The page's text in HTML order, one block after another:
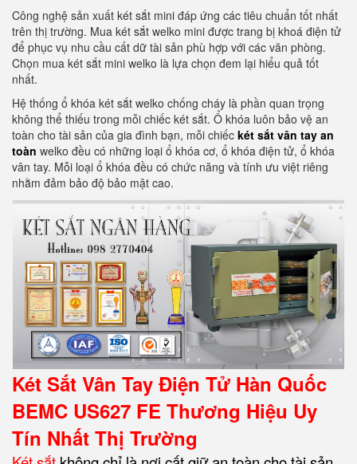
Công nghệ sản xuất két sắt mini đáp ứng các tiêu chuẩn tốt nhất
trên thị trường. Mua két sắt welko mini được trang bị khoá điện tử
để phục vụ nhu cầu cất dữ tài sản phù hợp với các văn phòng.
Chọn mua két sắt mini welko là lựa chọn đem lại hiểu quả tốt
nhất.
Hệ thống ổ khóa két sắt welko chống cháy là phần quan trọng
không thể thiếu trong mỗi chiếc két sắt. Ổ khóa luôn bảo vệ an
toàn cho tài sản của gia đình bạn, mỗi chiếc két sắt vân tay an
toàn welko đều có những loại ổ khóa cơ, ổ khóa điện tử, ổ khóa
vân tay. Mỗi loại ổ khóa đều có chức năng và tính ưu việt riêng
nhằm đảm bảo độ bảo mật cao.
Két Sắt Vân Tay Điện Tử Hàn Quốc
BEMC US627 FE Thương Hiệu Uy
Tín Nhất Thị Trường